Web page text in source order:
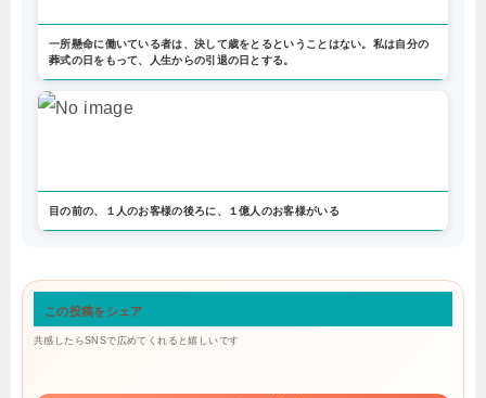
一所懸命に働いている者は、決して歳をとるということはない。私は自分の
葬式の日をもって、人生からの引退の日とする。
目の前の、１人のお客様の後ろに、１億人のお客様がいる
この投稿をシェア
共感したらSNSで広めてくれると嬉しいです